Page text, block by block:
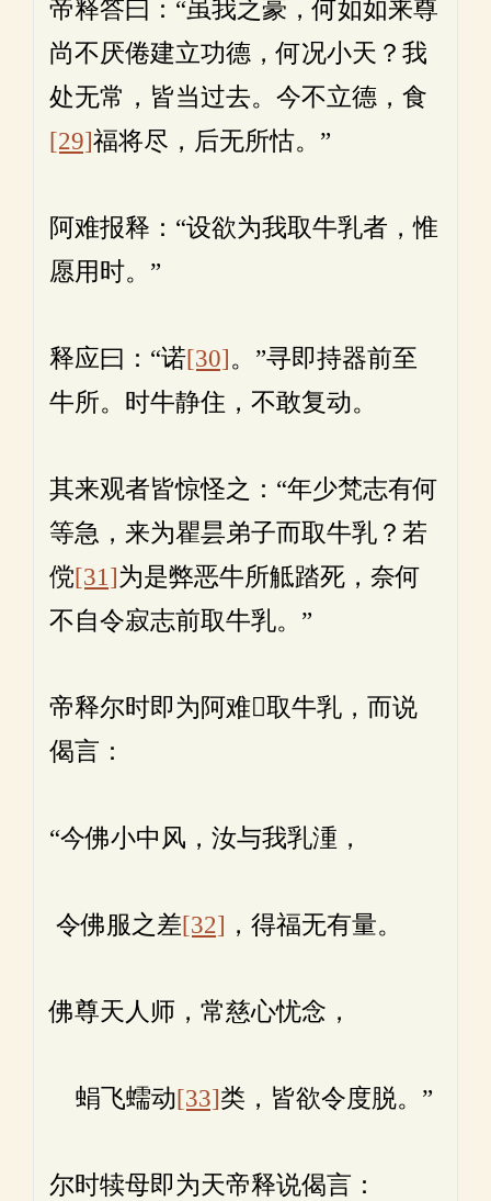
帝释答曰：“虽我之豪，何如如来尊
尚不厌倦建立功德，何况小天？我
处无常，皆当过去。今不立德，食
[29]福将尽，后无所怙。”
阿难报释：“设欲为我取牛乳者，惟
愿用时。”
释应曰：“诺[30]。”寻即持器前至
牛所。时牛静住，不敢复动。
其来观者皆惊怪之：“年少梵志有何
等急，来为瞿昙弟子而取牛乳？若
傥[31]为是弊恶牛所觝踏死，奈何
不自令寂志前取牛乳。”
帝释尔时即为阿难𤛓取牛乳，而说
偈言：
“今佛小中风，汝与我乳湩，
令佛服之差[32] ，得福无有量。
佛尊天人师，常慈心忧念，
蜎飞蠕动[33]类，皆欲令度脱。”
尔时犊母即为天帝释说偈言：